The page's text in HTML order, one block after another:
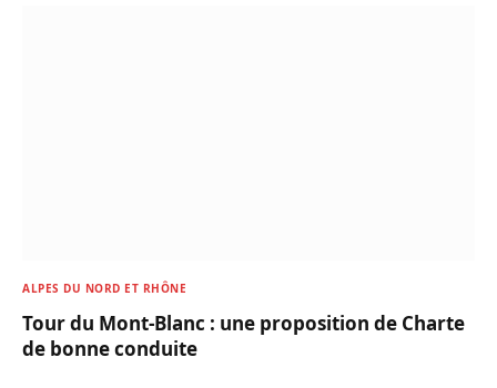
ALPES DU NORD ET RHÔNE
Tour du Mont-Blanc : une proposition de Charte
de bonne conduite